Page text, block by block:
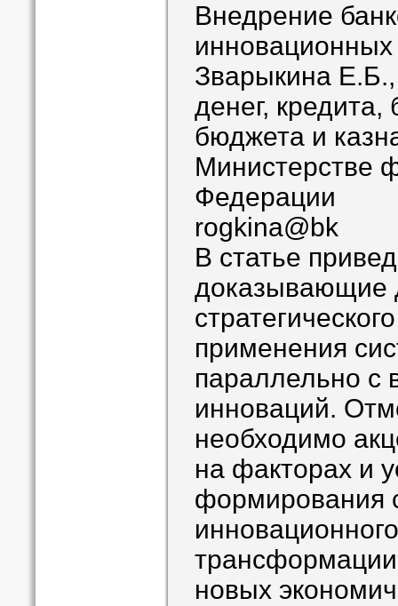
Внедрение
инновационных
Зварыкина
денег,
бюджета и
Министерстве
Федерации
rogkina@bk
В статье
доказывающие
применения
параллельно с
инноваций.
необходимо
на факторах и
формирования
новых